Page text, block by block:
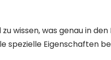
wissen, was genau in
spezielle Eigenschaften